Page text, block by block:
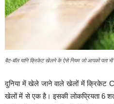
बैट-बॉल यानि क्रिकेट खेलने के ऐसे नियम जो आपको पता भी
दुनिया में खेले जाने वाले खेलों में क्रिकेट
खेलों में से एक है। इसकी लोकप्रियता 6